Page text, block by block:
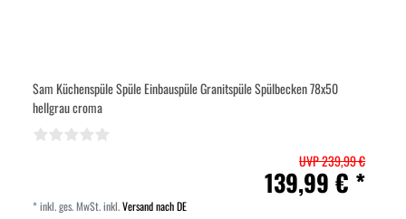
Sam Küchenspüle Spüle Einbauspüle Granitspüle Spülbecken 78x50
hellgrau croma
UVP 239,99 €
139,99 € *
*inkl. ges. MwSt.inkl.Versand nach DE